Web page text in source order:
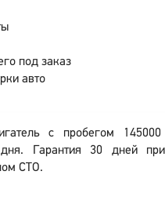
под заказ
авто
с пробегом
Гарантия 30 дней
СТО.